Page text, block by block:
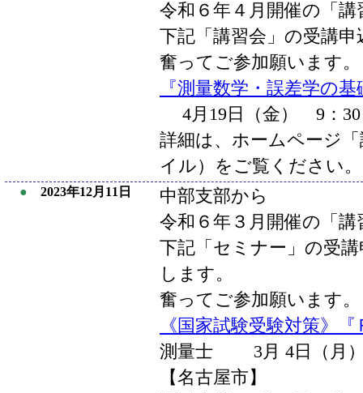
令和６年４月開催の「
下記「講習会」の受講
奮ってご参加願います。
『測量数学・誤差学の
4月19日（金） 9：30
詳細は、ホームページ
イル）をご覧ください。
● 2023年12月11日
中部支部から
令和６年３月開催の「
下記「セミナー」の受
します。
奮ってご参加願います。
《国家試験受験対策》
測量士 3月 4日（月）9
【名古屋市】